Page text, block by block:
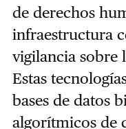
de derechos
infraestructura
vigilancia sobre
Estas
bases de datos
algorítmicos de